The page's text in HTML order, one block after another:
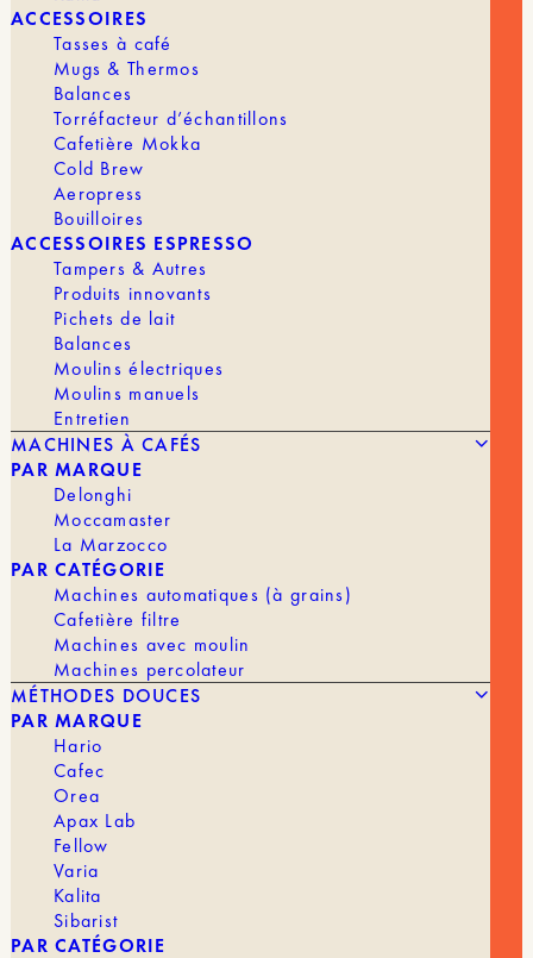
ACCESSOIRES
Tasses à café
Mugs & Thermos
Balances
Torréfacteur d’échantillons
Cafetière Mokka
Cold Brew
Aeropress
Bouilloires
ACCESSOIRES ESPRESSO
Tampers & Autres
Produits innovants
Pichets de lait
Balances
Moulins électriques
Moulins manuels
Entretien
MACHINES À CAFÉS
PAR MARQUE
Delonghi
Moccamaster
La Marzocco
PAR CATÉGORIE
Machines automatiques (à grains)
Cafetière filtre
Machines avec moulin
Machines percolateur
MÉTHODES DOUCES
PAR MARQUE
Hario
Cafec
Orea
Apax Lab
Fellow
Varia
Kalita
Sibarist
PAR CATÉGORIE
Kinto est une marque japonaise qui mise sur le
design de leur produits et l’ergonomie afin que
chaque produits conviennent et soient utiles à un
maximum de personnes.
Description
Ce filtre en inox est spécialement conçu pour
votre dripper et cafetière Kinto SCS.
Pour un meilleur contrôle du procédé et un
meilleur résultat, utilisez une bouilloire avec bec
en col de signe.
Caractéristiques
Passe au lave-vaisselle
FILTRE
En stock
quantité
de
Filtre
acier
inoxydable
AJOUTER AU PANIER | 18,20 €
MARQUE
FILTRE